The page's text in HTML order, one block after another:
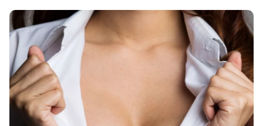
Sextoytests